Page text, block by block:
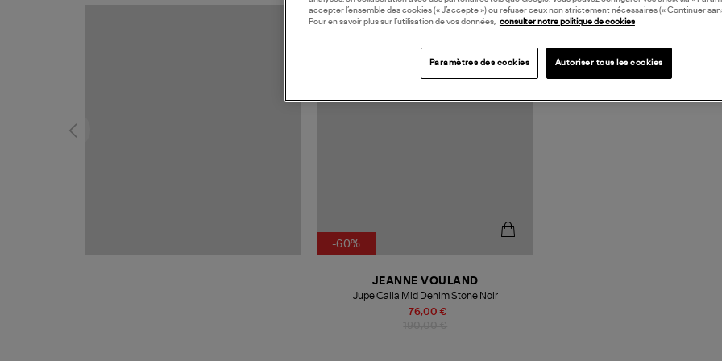
MADE IN EUROPE
-60%
76,00 €
JEANNE VOULAND
Jupe Calla Mid Denim Stone Noir
accepter l’ensemble des cookies (« J’accepte ») ou refuser ceux non strictement nécessaires (« Continuer
Pour en savoir plus sur l’utilisation de vos données,
consulter notre politique de cookies
Paramètres des cookies Autoriser tous les cookies